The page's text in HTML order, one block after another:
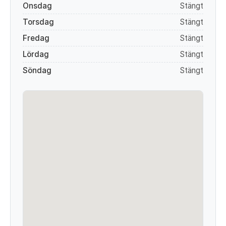
Onsdag
Stängt
Torsdag
Stängt
Fredag
Stängt
Lördag
Stängt
Söndag
Stängt